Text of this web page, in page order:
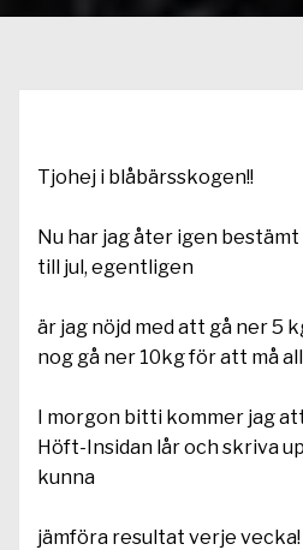
Tjohej i blåbärsskogen!!
Nu har jag åter igen bestämt
till jul, egentligen
är jag nöjd med att gå ner 5
nog gå ner 10kg för att må
I morgon bitti kommer jag
Höft-Insidan lår och skriva
kunna
jämföra resultat verje vecka!